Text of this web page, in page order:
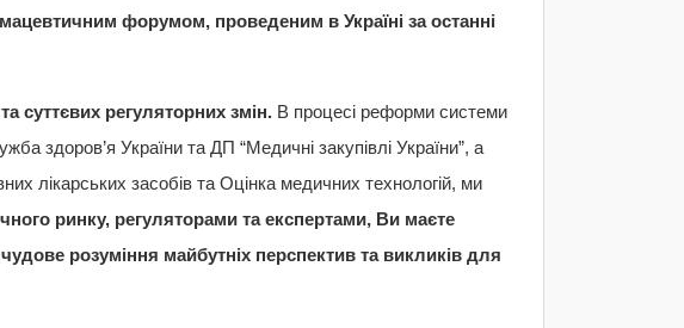
форумом, проведеним в Україні за останні
суттєвих регуляторних змін. В процесі реформи системи
здоров’я України та ДП “Медичні закупівлі України”, а
лікарських засобів та Оцінка медичних технологій, ми
ринку, регуляторами та експертами, Ви маєте
розуміння майбутніх перспектив та викликів для